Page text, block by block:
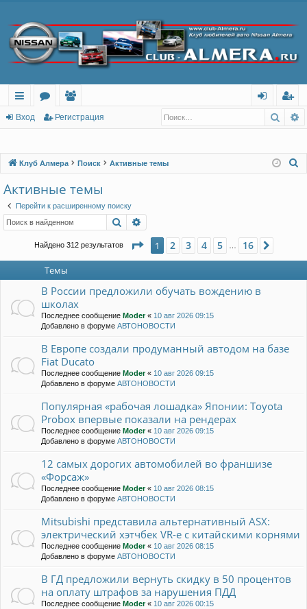
с
лк
о
м
ол
ов
ел
и
ег
тр
Вход Регистрация
Клуб Алмера Поиск Активные темы
Активные темы
Перейти к расширенному поиску
Поиск
Найдено 312 результатов Страница из 16
1 2 3 4 5 16
Темы
В России предложили обучать вождению в
школах
Последнее сообщение Moder« 10 авг 2026 09:15
Добавлено в форуме АВТОНОВОСТИ
В Европе создали продуманный автодом на базе
Fiat Ducato
Последнее сообщение Moder« 10 авг 2026 09:15
Добавлено в форуме АВТОНОВОСТИ
Популярная «рабочая лошадка» Японии: Toyota
Probox впервые показали на рендерах
Последнее сообщение Moder« 10 авг 2026 09:15
Добавлено в форуме АВТОНОВОСТИ
12 самых дорогих автомобилей во франшизе
«Форсаж»
Последнее сообщение Moder« 10 авг 2026 08:15
Добавлено в форуме АВТОНОВОСТИ
Mitsubishi представила альтернативный ASX:
электрический хэтчбек VR-e с китайскими корнями
Последнее сообщение Moder« 10 авг 2026 08:15
Добавлено в форуме АВТОНОВОСТИ
В ГД предложили вернуть скидку в 50 процентов
на оплату штрафов за нарушения ПДД
Последнее сообщение Moder« 10 авг 2026 00:15